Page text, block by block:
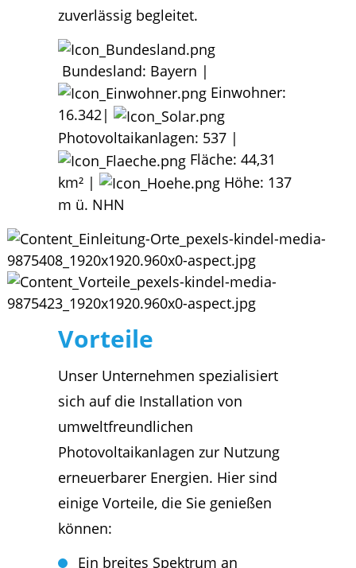
zuverlässig begleitet.
Bundesland: Bayern |
Einwohner:
16.342|
Photovoltaikanlagen: 537 |
Fläche: 44,31
km² |
Höhe: 137
m ü. NHN
Vorteile
Unser Unternehmen spezialisiert
sich auf die Installation von
umweltfreundlichen
Photovoltaikanlagen zur Nutzung
erneuerbarer Energien. Hier sind
einige Vorteile, die Sie genießen
können:
Ein breites Spektrum an